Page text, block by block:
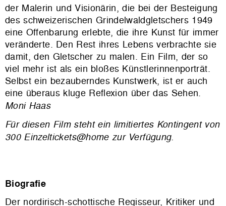
der Malerin und Visionärin, die bei der Besteigung
des schweizerischen Grindelwaldgletschers 1949
eine Offenbarung erlebte, die ihre Kunst für immer
veränderte. Den Rest ihres Lebens verbrachte sie
damit, den Gletscher zu malen. Ein Film, der so
viel mehr ist als ein bloßes Künstlerinnenporträt.
Selbst ein bezauberndes Kunstwerk, ist er auch
eine überaus kluge Reflexion über das Sehen.
Moni Haas
Für diesen Film steht ein limitiertes Kontingent von
300 Einzeltickets@home zur Verfügung.
Biografie
Der nordirisch-schottische Regisseur, Kritiker und